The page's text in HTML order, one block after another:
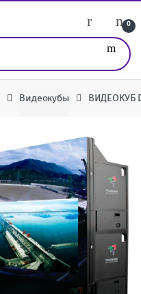
0
Видеокубы ВИДЕОКУБ